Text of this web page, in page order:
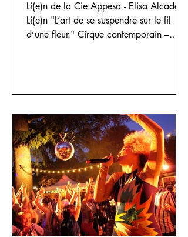
Li(e)n de la Cie Appesa - Elisa Alcade
Li(e)n "L’art de se suspendre sur le fil
d’une fleur." Cirque contemporain –
Celeste Funghi et Josephina Rozic Trois
par le lin. Les fils se tendent, les étoffes
tombent, les structures s’élèvent puis
s’effondrent. Les corps se suspendent,
impriment leur poids, leur souffle et leur
fragilité